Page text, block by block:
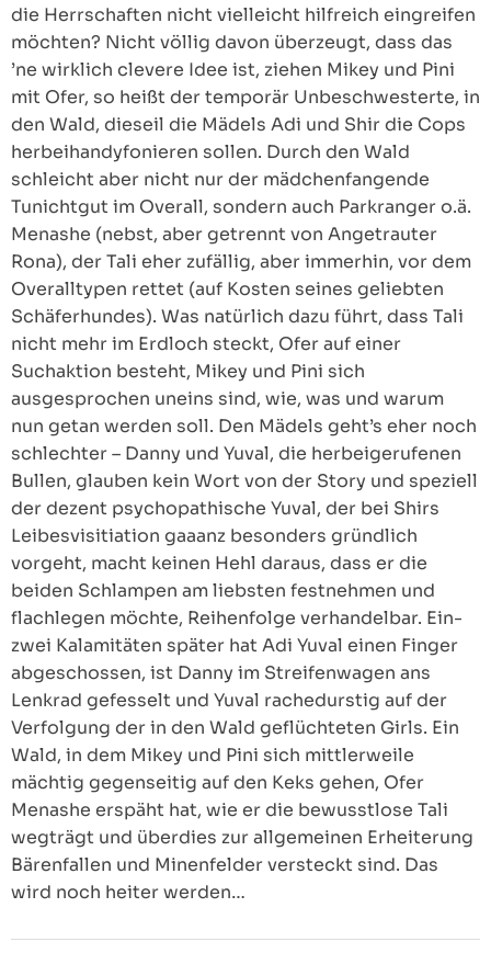
die Herrschaften nicht vielleicht hilfreich eingreifen
möchten? Nicht völlig davon überzeugt, dass das
’ne wirklich clevere Idee ist, ziehen Mikey und Pini
mit Ofer, so heißt der temporär Unbeschwesterte, in
den Wald, dieseil die Mädels Adi und Shir die Cops
herbeihandyfonieren sollen. Durch den Wald
schleicht aber nicht nur der mädchenfangende
Tunichtgut im Overall, sondern auch Parkranger o.ä.
Menashe (nebst, aber getrennt von Angetrauter
Rona), der Tali eher zufällig, aber immerhin, vor dem
Overalltypen rettet (auf Kosten seines geliebten
Schäferhundes). Was natürlich dazu führt, dass Tali
nicht mehr im Erdloch steckt, Ofer auf einer
Suchaktion besteht, Mikey und Pini sich
ausgesprochen uneins sind, wie, was und warum
nun getan werden soll. Den Mädels geht’s eher noch
schlechter – Danny und Yuval, die herbeigerufenen
Bullen, glauben kein Wort von der Story und speziell
der dezent psychopathische Yuval, der bei Shirs
Leibesvisitiation gaaanz besonders gründlich
vorgeht, macht keinen Hehl daraus, dass er die
beiden Schlampen am liebsten festnehmen und
flachlegen möchte, Reihenfolge verhandelbar. Ein-
zwei Kalamitäten später hat Adi Yuval einen Finger
abgeschossen, ist Danny im Streifenwagen ans
Lenkrad gefesselt und Yuval rachedurstig auf der
Verfolgung der in den Wald geflüchteten Girls. Ein
Wald, in dem Mikey und Pini sich mittlerweile
mächtig gegenseitig auf den Keks gehen, Ofer
Menashe erspäht hat, wie er die bewusstlose Tali
wegträgt und überdies zur allgemeinen Erheiterung
Bärenfallen und Minenfelder versteckt sind. Das
wird noch heiter werden…